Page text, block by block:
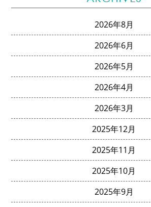
2026年8月
2026年6月
2026年5月
2026年4月
2026年3月
2025年12月
2025年11月
2025年10月
2025年9月